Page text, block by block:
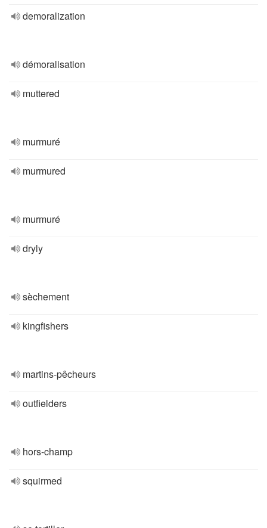
demoralization
démoralisation
muttered
murmuré
murmured
murmuré
dryly
sèchement
kingfishers
martins-pêcheurs
outfielders
hors-champ
squirmed